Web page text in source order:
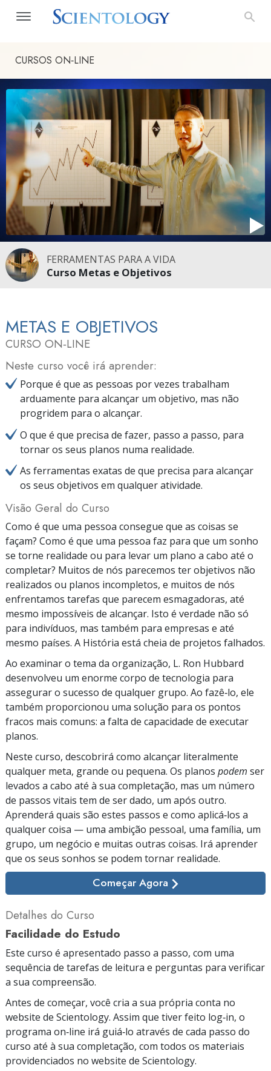
CURSOS ON‑LINE
FERRAMENTAS PARA A VIDA
Curso Metas e Objetivos
METAS E OBJETIVOS
CURSO ON‑LINE
Neste curso você irá aprender:
Porque é que as pessoas por vezes trabalham
arduamente para alcançar um objetivo, mas não
progridem para o alcançar.
O que é que precisa de fazer, passo a passo, para
tornar os seus planos numa realidade.
As ferramentas exatas de que precisa para alcançar
os seus objetivos em qualquer atividade.
Visão Geral do Curso
Como é que uma pessoa consegue que as coisas se
façam? Como é que uma pessoa faz para que um sonho
se torne realidade ou para levar um plano a cabo até o
completar? Muitos de nós parecemos ter objetivos não
realizados ou planos incompletos, e muitos de nós
enfrentamos tarefas que parecem esmagadoras, até
mesmo impossíveis de alcançar. Isto é verdade não só
para indivíduos, mas também para empresas e até
mesmo países. A História está cheia de projetos falhados.
Ao examinar o tema da organização, L. Ron Hubbard
desenvolveu um enorme corpo de tecnologia para
assegurar o sucesso de qualquer grupo. Ao fazê‑lo, ele
também proporcionou uma solução para os pontos
fracos mais comuns: a falta de capacidade de executar
planos.
Neste curso, descobrirá como alcançar literalmente
qualquer meta, grande ou pequena. Os planos podem ser
levados a cabo até à sua completação, mas um número
de passos vitais tem de ser dado, um após outro.
Aprenderá quais são estes passos e como aplicá‑los a
qualquer coisa — uma ambição pessoal, uma família, um
grupo, um negócio e muitas outras coisas. Irá aprender
que os seus sonhos se podem tornar realidade.
Começar Agora
Detalhes do Curso
Facilidade do Estudo
Este curso é apresentado passo a passo, com uma
sequência de tarefas de leitura e perguntas para verificar
a sua compreensão.
Antes de começar, você cria a sua própria conta no
website de Scientology. Assim que tiver feito log‑in, o
programa on‑line irá guiá‑lo através de cada passo do
curso até à sua completação, com todos os materiais
providenciados no website de Scientology.